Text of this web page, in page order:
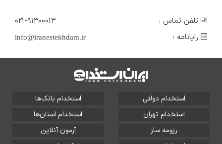
تلفن تماس :
۰۲۱-۹۱۳۰۰۰۱۳
رایانامه :
info@iranestekhdam.ir
استخدام دولتی
استخدام بانک‌ها
استخدام تهران
استخدام استان‌ها
رزومه ساز
آزمون آنلاین